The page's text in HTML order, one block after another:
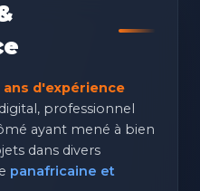
ans d'expérience
professionnel
ayant mené à bien
dans divers
panafricaine et